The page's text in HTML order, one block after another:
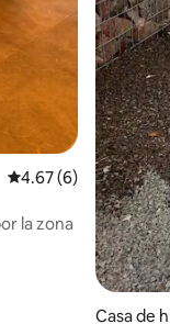
Calificación
4.67 (6)
la zona
Casa de